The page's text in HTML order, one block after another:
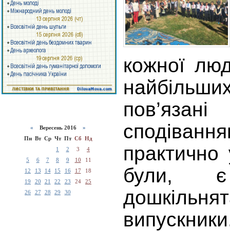
« Вересень 2016 »
Пн Вт Ср Чт Пт Сб Нд
1
2 3
4
5
6 7 8 9 10
11
12
13 14 15 16 17
18
19
20 21 22 23 24
25
26
27 28 29 30
кожної
практично
були,